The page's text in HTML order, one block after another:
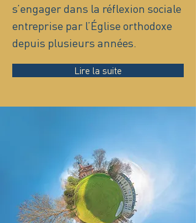
s’engager dans la réflexion sociale
entreprise par l’Église orthodoxe
depuis plusieurs années.
Lire la suite